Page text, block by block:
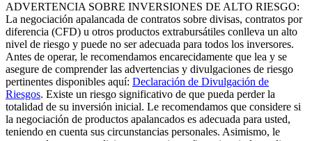
ADVERTENCIA SOBRE INVERSIONES DE ALTO RIESGO:
La negociación apalancada de contratos sobre divisas, contratos por
diferencia (CFD) u otros productos extrabursátiles conlleva un alto
nivel de riesgo y puede no ser adecuada para todos los inversores.
Antes de operar, le recomendamos encarecidamente que lea y se
asegure de comprender las advertencias y divulgaciones de riesgo
pertinentes disponibles aquí: Declaración de Divulgación de
Riesgos. Existe un riesgo significativo de que pueda perder la
totalidad de su inversión inicial. Le recomendamos que considere si
la negociación de productos apalancados es adecuada para usted,
teniendo en cuenta sus circunstancias personales. Asimismo, le